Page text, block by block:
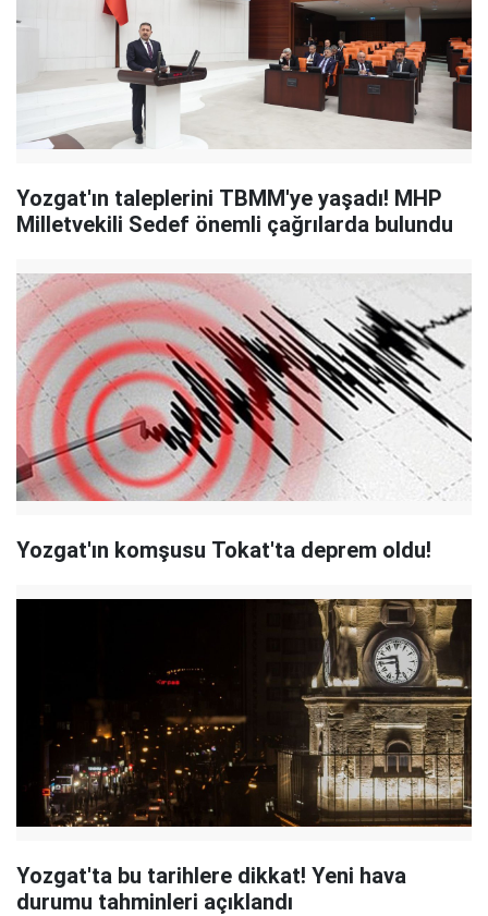
Yozgat'ın taleplerini TBMM'ye yaşadı! MHP
Milletvekili Sedef önemli çağrılarda bulundu
Yozgat'ın komşusu Tokat'ta deprem oldu!
Yozgat'ta bu tarihlere dikkat! Yeni hava
durumu tahminleri açıklandı